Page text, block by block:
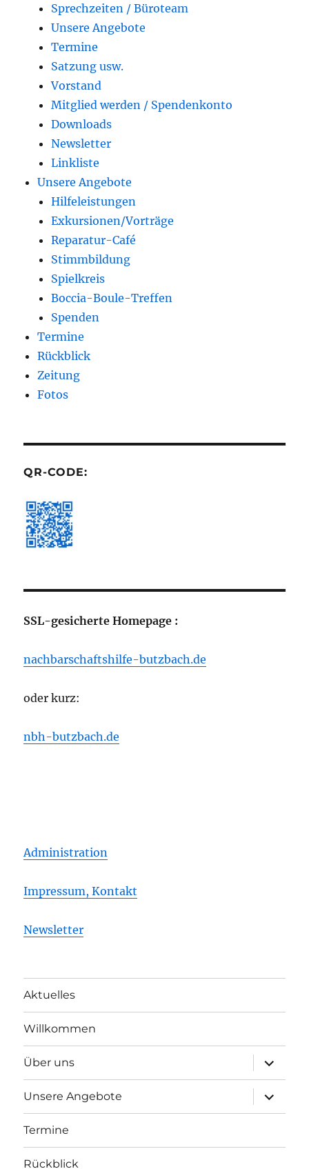
Sprechzeiten / Büroteam
Unsere Angebote
Termine
Satzung usw.
Vorstand
Mitglied werden / Spendenkonto
Downloads
Newsletter
Linkliste
Unsere Angebote
Hilfeleistungen
Exkursionen/Vorträge
Reparatur-Café
Stimmbildung
Spielkreis
Boccia-Boule-Treffen
Spenden
Termine
Rückblick
Zeitung
Fotos
QR-CODE:
SSL-gesicherte Homepage :
nachbarschaftshilfe-butzbach.de
oder kurz:
nbh-butzbach.de
Administration
Impressum, Kontakt
Newsletter
Aktuelles
Willkommen
Über uns
öffnen
Unsere Angebote
öffnen
Termine
Rückblick